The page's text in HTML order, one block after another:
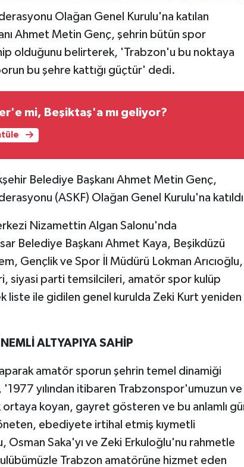
Olağan Genel Kurulu'na katılan
Ahmet Metin Genç, şehrin bütün spor
olduğunu belirterek, 'Trabzon'u bu noktaya
bu şehre kattığı güçtür' dedi.
mi, Beşiktaş'a mı geliyor?
Belediye Başkanı Ahmet Metin Genç,
(ASKF) Olağan Genel Kurulu'na
Nizamettin Algan Salonu'nda
Belediye Başkanı Ahmet Kaya, Beşikdüzü
Gençlik ve Spor İl Müdürü Lokman Arıcıoğlu,
siyasi parti temsilcileri, amatör spor kulüp
liste ile gidilen genel kurulda Zeki Kurt yeniden
ALTYAPIYA SAHİP
amatör sporun şehrin temel dinamiği
yılından itibaren Trabzonspor'umuzun ve
koyan, gayret gösteren ve bu anlamlı
ebediyete irtihal etmiş kıymetli
Osman Saka'yı ve Zeki Erkuloğlu'nu rahmetle
Trabzon amatörüne hizmet eden